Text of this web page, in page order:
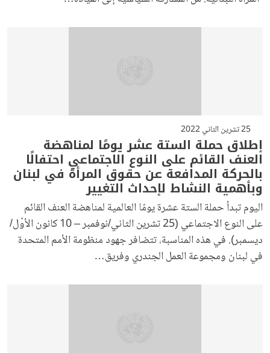
25 تشرين الثاني 2022
إطلاق حملة الستة عشر يومًا لمناهضة
العنف القائم على النوع الاجتماعي احتفالًا
بالحركة المدافعة عن حقوق المرأة في لبنان
وبأهمية النشاط لإحداث التغيير
اليوم تبدأ حملة الستة عشرة يومًا العالمية لمناهضة العنف القائم
على النوع الاجتماعي (25 تشرين الثاني/نوفمبر – 10 كانون الأوّل/
ديسمبر). في هذه المناسبة، تتضافر جهود منظومة الأمم المتحدة
في لبنان ومجموعة العمل الجندري وفريق…